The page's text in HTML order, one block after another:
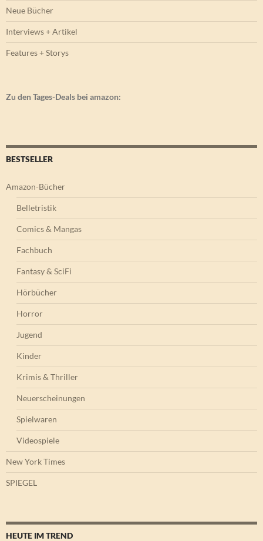
Neue Bücher
Interviews + Artikel
Features + Storys
Zu den Tages-Deals bei amazon:
BESTSELLER
Amazon-Bücher
Belletristik
Comics & Mangas
Fachbuch
Fantasy & SciFi
Hörbücher
Horror
Jugend
Kinder
Krimis & Thriller
Neuerscheinungen
Spielwaren
Videospiele
New York Times
SPIEGEL
HEUTE IM TREND